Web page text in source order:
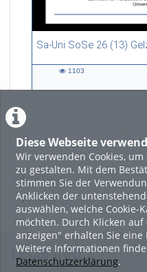
Diese Webseite
Wir verwenden Cookies,
zu gestalten. Mit dem
stimmen Sie der
Anklicken der
auswählen, welche Cookie-
möchten. Durch Klicken
anzeigen" erhalten Sie
Weitere Informationen
Datenschutzerklärung.
Sa-Uni SoSe 26 (13)
55:13 duration
1103
Featured
Beliebtheit
Legal Info